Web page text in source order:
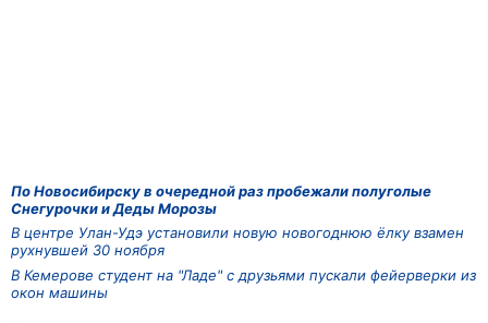
По Новосибирску в очередной раз пробежали полуголые
Снегурочки и Деды Морозы
В центре Улан-Удэ установили новую новогоднюю ёлку взамен
рухнувшей 30 ноября
В Кемерове студент на "Ладе" с друзьями пускали фейерверки из
окон машины